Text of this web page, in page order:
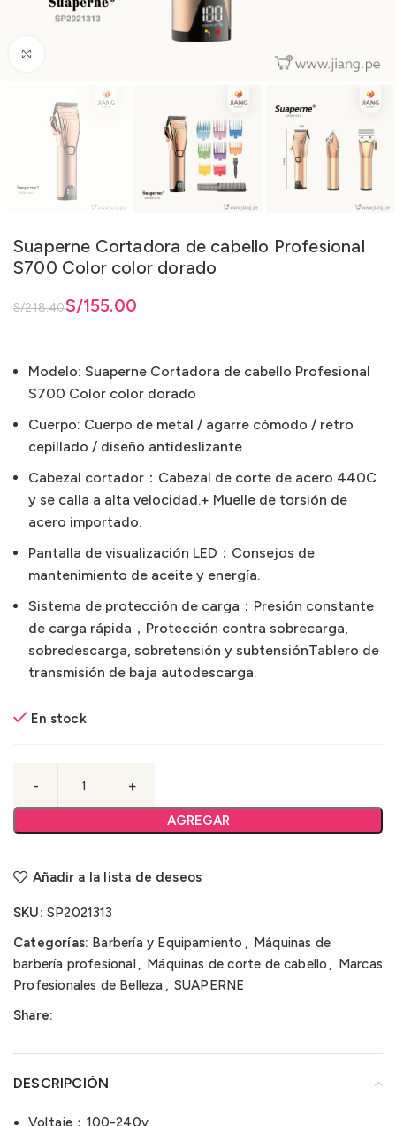
Suaperne Cortadora de cabello Profesional
S700 Color color dorado
S/218.40
era: S/218.40.
S/155.00
es: S/155.00.
Modelo: Suaperne Cortadora de cabello Profesional
S700 Color color dorado
Cuerpo: Cuerpo de metal / agarre cómodo / retro
cepillado / diseño antideslizante
Cabezal cortador：Cabezal de corte de acero 440C
y se calla a alta velocidad.+ Muelle de torsión de
acero importado.
Pantalla de visualización LED：Consejos de
mantenimiento de aceite y energía.
Sistema de protección de carga：Presión constante
de carga rápida，Protección contra sobrecarga,
sobredescarga, sobretensión y subtensiónTablero de
transmisión de baja autodescarga.
En stock
AGREGAR
Añadir a la lista de deseos
SKU: SP2021313
Categorías: Barbería y Equipamiento , Máquinas de
barbería profesional , Máquinas de corte de cabello ,
Marcas
Profesionales de Belleza , SUAPERNE
Share:
DESCRIPCIÓN
Voltaje：100-240v